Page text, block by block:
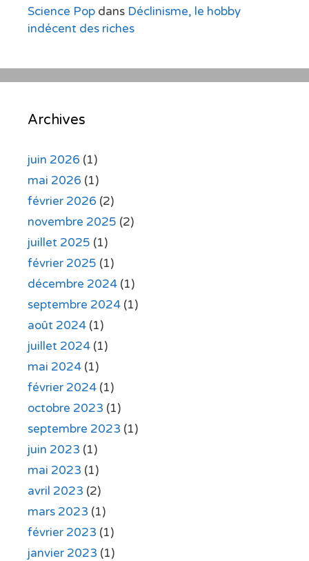
Science Pop dans Déclinisme, le hobby
indécent des riches
Archives
juin 2026 (1)
mai 2026 (1)
février 2026 (2)
novembre 2025 (2)
juillet 2025 (1)
février 2025 (1)
décembre 2024 (1)
septembre 2024 (1)
août 2024 (1)
juillet 2024 (1)
mai 2024 (1)
février 2024 (1)
octobre 2023 (1)
septembre 2023 (1)
juin 2023 (1)
mai 2023 (1)
avril 2023 (2)
mars 2023 (1)
février 2023 (1)
janvier 2023 (1)